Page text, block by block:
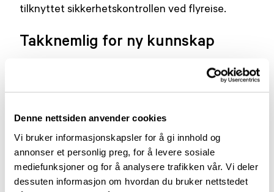
Denne nettsiden anvender cookies
Vi bruker informasjonskapsler for å gi innhold og
annonser et personlig preg, for å levere sosiale
mediefunksjoner og for å analysere trafikken vår. Vi deler
dessuten informasjon om hvordan du bruker nettstedet
tilknyttet sikkerhetskontrollen ved flyreise.
Takknemlig for ny kunnskap
Norges Parkinsonforbund ble sammen med
forbindelse. Helsefaglige rådgiver, Ragnhild
Støkket, holdt et engasjerende foredrag om
Parkinsons sykdom, om medikamenter og utstyr
mange er avhengig av, og om ulike dilemmaer
personer med diagnosen kan støte på i